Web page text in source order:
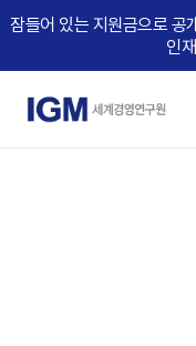
잠들어 있는 지원금으로
인